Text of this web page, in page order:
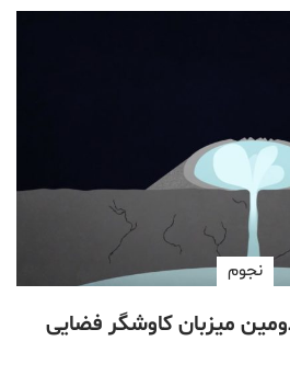
نجوم
(۳): با دومین میزبان کاوشگر فضایی